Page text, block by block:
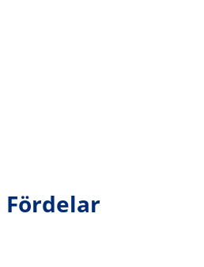
Fördelar